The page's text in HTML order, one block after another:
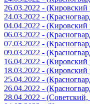
26.03.2022 -
24.03.2022 -
04.04.2022 -
06.03.2022 -
07.03.2022 -
09.03.2022 -
16.04.2022 -
18.03.2022 -
25.04.2022 -
26.04.2022 -
28.04.2022 -